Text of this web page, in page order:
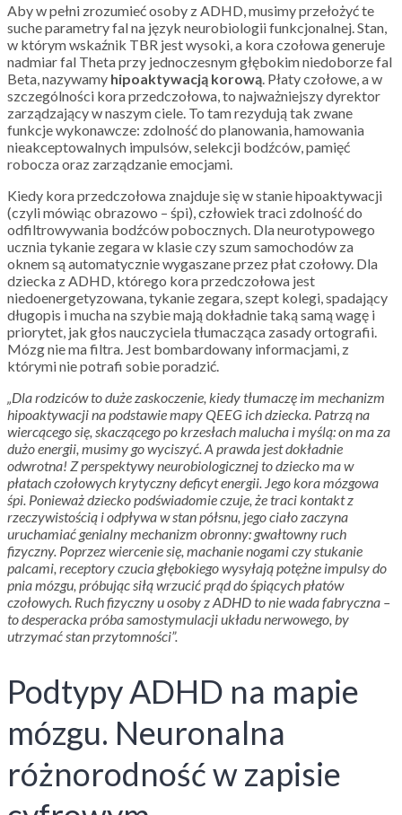
Aby w pełni zrozumieć osoby z ADHD, musimy przełożyć te
suche parametry fal na język neurobiologii funkcjonalnej. Stan,
w którym wskaźnik TBR jest wysoki, a kora czołowa generuje
nadmiar fal Theta przy jednoczesnym głębokim niedoborze fal
Beta, nazywamy hipoaktywacją korową . Płaty czołowe, a w
szczególności kora przedczołowa, to najważniejszy dyrektor
zarządzający w naszym ciele. To tam rezydują tak zwane
funkcje wykonawcze: zdolność do planowania, hamowania
nieakceptowalnych impulsów, selekcji bodźców, pamięć
robocza oraz zarządzanie emocjami.
Kiedy kora przedczołowa znajduje się w stanie hipoaktywacji
(czyli mówiąc obrazowo – śpi), człowiek traci zdolność do
odfiltrowywania bodźców pobocznych. Dla neurotypowego
ucznia tykanie zegara w klasie czy szum samochodów za
oknem są automatycznie wygaszane przez płat czołowy. Dla
dziecka z ADHD, którego kora przedczołowa jest
niedoenergetyzowana, tykanie zegara, szept kolegi, spadający
długopis i mucha na szybie mają dokładnie taką samą wagę i
priorytet, jak głos nauczyciela tłumacząca zasady ortografii.
Mózg nie ma filtra. Jest bombardowany informacjami, z
którymi nie potrafi sobie poradzić.
„Dla rodziców to duże zaskoczenie, kiedy tłumaczę im mechanizm
hipoaktywacji na podstawie mapy QEEG ich dziecka. Patrzą na
wiercącego się, skaczącego po krzesłach malucha i myślą: on ma za
dużo energii, musimy go wyciszyć. A prawda jest dokładnie
odwrotna! Z perspektywy neurobiologicznej to dziecko ma w
płatach czołowych krytyczny deficyt energii. Jego kora mózgowa
śpi. Ponieważ dziecko podświadomie czuje, że traci kontakt z
rzeczywistością i odpływa w stan półsnu, jego ciało zaczyna
uruchamiać genialny mechanizm obronny: gwałtowny ruch
fizyczny. Poprzez wiercenie się, machanie nogami czy stukanie
palcami, receptory czucia głębokiego wysyłają potężne impulsy do
pnia mózgu, próbując siłą wrzucić prąd do śpiących płatów
czołowych. Ruch fizyczny u osoby z ADHD to nie wada fabryczna –
to desperacka próba samostymulacji układu nerwowego, by
utrzymać stan przytomności”.
Podtypy ADHD na mapie
mózgu. Neuronalna
różnorodność w zapisie